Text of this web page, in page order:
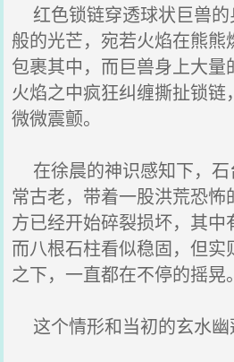
红色锁链穿透球状巨兽的
般的光芒，宛若火焰在熊
包裹其中，而巨兽身上大
火焰之中疯狂纠缠撕扯锁
微微震颤。
在徐晨的神识感知下，石
常古老，带着一股洪荒恐
方已经开始碎裂损坏，其中
而八根石柱看似稳固，但
之下，一直都在不停的摇晃。
这个情形和当初的玄水幽